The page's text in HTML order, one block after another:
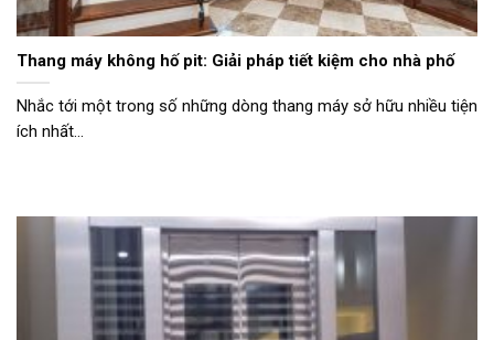
Thang máy không hố pit: Giải pháp tiết kiệm cho nhà phố
Nhắc tới một trong số những dòng thang máy sở hữu nhiều tiện
ích nhất...